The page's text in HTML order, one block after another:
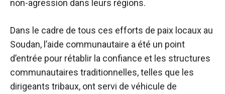
non-agression dans leurs régions.
Dans le cadre de tous ces efforts de paix locaux au
Soudan, l’aide communautaire a été un point
d’entrée pour rétablir la confiance et les structures
communautaires traditionnelles, telles que les
dirigeants tribaux, ont servi de véhicule de